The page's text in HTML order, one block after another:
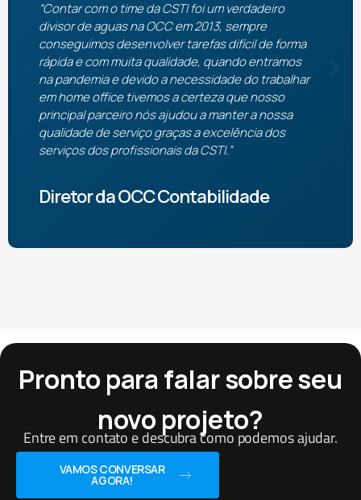
“Contar com o time da CSTI foi um verdadeiro
divisor de aguas na OCC em 2013, sempre
conseguimos desenvolver tarefas difícil de forma
rápida e com muita qualidade, quando entramos
na pandemia e devido a necessidade do trabalhar
em home office tivemos a certeza que nosso
principal parceiro nós ajudou a manter a nossa
qualidade de serviço graças a excelência dos
serviços dos profissionais da CSTI.”
Diretor da OCC Contabilidade
Pronto para falar sobre seu
novo projeto?
Entre em contato e descubra como podemos ajudar.
VAMOS CONVERSAR
AGORA!